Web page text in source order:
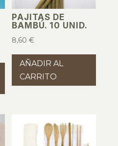
PAJITAS DE
BAMBÚ. 10 UNID.
8,60€
AÑADIR AL
CARRITO